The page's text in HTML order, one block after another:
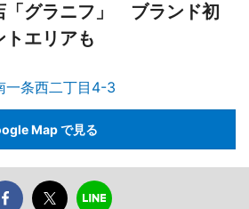
「グラニフ」 ブランド初
エリアも
一条西二丁目4-3
Map で見る